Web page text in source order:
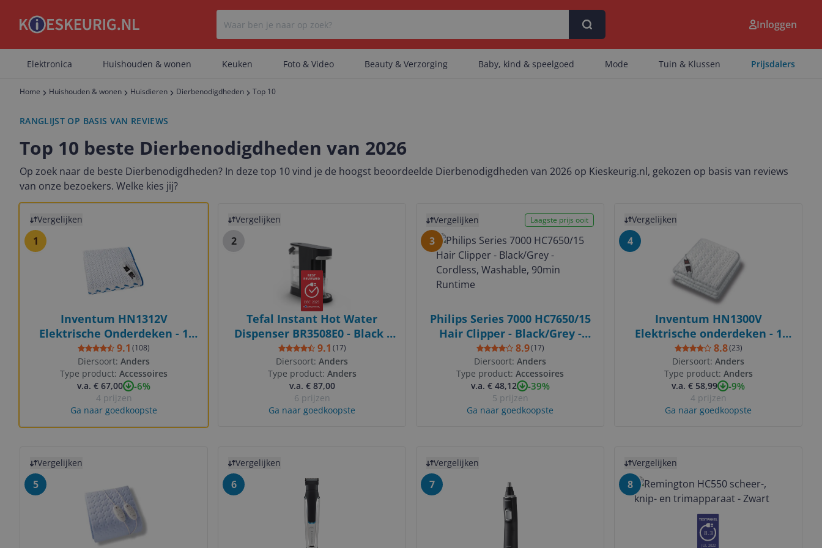
Inloggen
Elektronica Huishouden & wonen Keuken Foto & Video Beauty & Verzorging Baby, kind & speelgoed Mode Tuin & Klussen Prijsdalers
Home Huishouden & wonen Huisdieren Dierbenodigdheden Top 10
RANGLIJST OP BASIS VAN REVIEWS
Top 10 beste Dierbenodigdheden van 2026
Op zoek naar de beste Dierbenodigdheden? In deze top 10 vind je de hoogst beoordeelde Dierbenodigdheden van 2026 op Kieskeurig.nl, gekozen op basis van reviews
van onze bezoekers. Welke kies jij?
Vergelijken
Inventum HN1312V
Elektrische Onderdeken - 1
Persoons - 150x80cm -
Fleece/Katoen - Wit/Blauw
9.1 (108)
Diersoort: Anders
Type product: Accessoires
v.a. € 67,00
-6%
4 prijzen
Ga naar goedkoopste
1
Vergelijken
DEC 2025
Tefal Instant Hot Water
Dispenser BR3508E0 - Black -
2L - Countertop
9.1 (17)
Diersoort: Anders
Type product: Anders
v.a. € 87,00
6 prijzen
Ga naar goedkoopste
2
Vergelijken Laagste prijs ooit
Philips Series 7000 HC7650/15
Hair Clipper - Black/Grey -
Cordless, Washable, 90min
Runtime
8.9(17)
Diersoort: Anders
Type product: Accessoires
v.a. € 48,12
-39%
5 prijzen
Ga naar goedkoopste
3
Vergelijken
Inventum HN1300V
Elektrische onderdeken - 1
persoons - Fleece - Wit
8.8(23)
Diersoort: Anders
Type product: Anders
v.a. € 58,99
-9%
4 prijzen
Ga naar goedkoopste
4
Vergelijken
5
Vergelijken
6
Vergelijken
7
Vergelijken
8.3
JUL 2022
8